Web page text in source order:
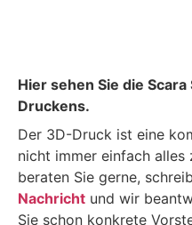
Hier sehen Sie die
Druckens.
Der 3D-Druck ist eine
nicht immer einfach alles
beraten Sie gerne,
Nachricht und wir
Sie schon konkrete